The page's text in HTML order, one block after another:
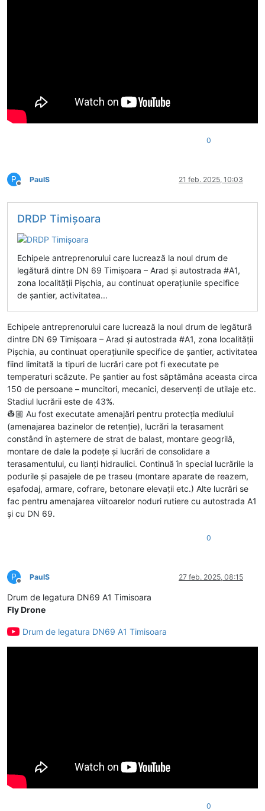
0
P
Deconectat
PaulS 21 feb. 2025, 10:03
DRDP Timişoara
Echipele antreprenorului care lucrează la noul drum de
legătură dintre DN 69 Timișoara – Arad și autostrada #A1,
zona localității Pișchia, au continuat operațiunile specifice
de șantier, activitatea...
Echipele antreprenorului care lucrează la noul drum de legătură
dintre DN 69 Timișoara – Arad și autostrada #A1, zona localității
Pișchia, au continuat operațiunile specifice de șantier, activitatea
fiind limitată la tipuri de lucrări care pot fi executate pe
temperaturi scăzute. Pe șantier au fost săptămâna aceasta circa
150 de persoane – muncitori, mecanici, deservenți de utilaje etc.
Stadiul lucrării este de 43%.
👷🏼 Au fost executate amenajări pentru protecția mediului
(amenajarea bazinelor de retenție), lucrări la terasament
constând în așternere de strat de balast, montare geogrilă,
montare de dale la podețe și lucrări de consolidare a
terasamentului, cu lianți hidraulici. Continuă în special lucrările la
podurile și pasajele de pe traseu (montare aparate de reazem,
eșafodaj, armare, cofrare, betonare elevații etc.) Alte lucrări se
fac pentru amenajarea viitoarelor noduri rutiere cu autostrada A1
și cu DN 69.
0
P
Deconectat
PaulS 27 feb. 2025, 08:15
Drum de legatura DN69 A1 Timisoara
Fly Drone
Drum de legatura DN69 A1 Timisoara
0